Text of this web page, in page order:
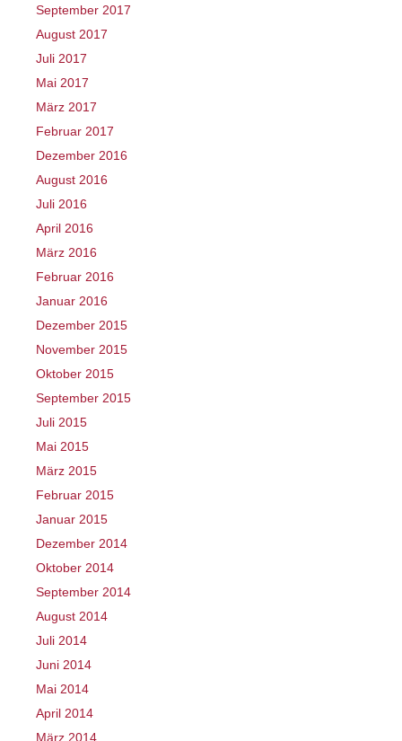
September 2017
August 2017
Juli 2017
Mai 2017
März 2017
Februar 2017
Dezember 2016
August 2016
Juli 2016
April 2016
März 2016
Februar 2016
Januar 2016
Dezember 2015
November 2015
Oktober 2015
September 2015
Juli 2015
Mai 2015
März 2015
Februar 2015
Januar 2015
Dezember 2014
Oktober 2014
September 2014
August 2014
Juli 2014
Juni 2014
Mai 2014
April 2014
März 2014